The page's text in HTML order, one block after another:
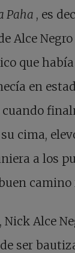
Paha , es
Alce
que
en
cima,
a los
Alce
ser